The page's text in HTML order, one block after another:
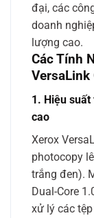
đại, các
doanh
lượng cao.
Các Tính
VersaLink
1. Hiệu
cao
Xerox
photocopy
trắng đen).
Dual-Core
xử lý các